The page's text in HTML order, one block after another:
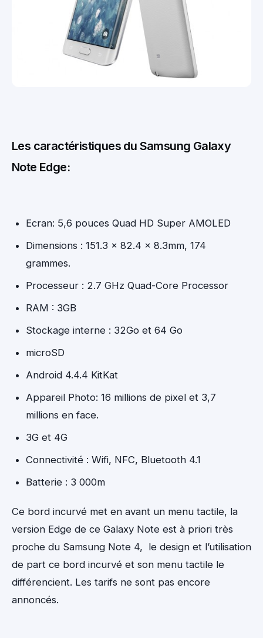
Les caractéristiques du Samsung Galaxy
Note Edge:
Ecran: 5,6 pouces Quad HD Super AMOLED
Dimensions : 151.3 x 82.4 x 8.3mm, 174
grammes.
Processeur : 2.7 GHz Quad-Core Processor
RAM : 3GB
Stockage interne : 32Go et 64 Go
microSD
Android 4.4.4 KitKat
Appareil Photo: 16 millions de pixel et 3,7
millions en face.
3G et 4G
Connectivité : Wifi, NFC, Bluetooth 4.1
Batterie : 3 000m
Ce bord incurvé met en avant un menu tactile, la
version Edge de ce Galaxy Note est à priori très
proche du Samsung Note 4, le design et l’utilisation
de part ce bord incurvé et son menu tactile le
différencient. Les tarifs ne sont pas encore
annoncés.